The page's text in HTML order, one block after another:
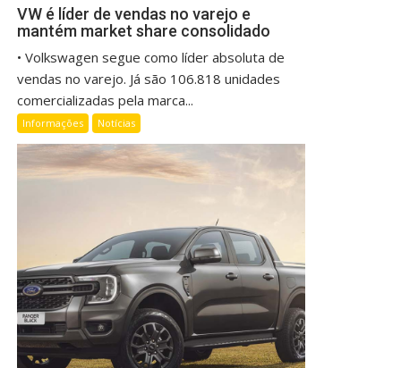
VW é líder de vendas no varejo e
mantém market share consolidado
• Volkswagen segue como líder absoluta de
vendas no varejo. Já são 106.818 unidades
comercializadas pela marca...
Informações Notícias